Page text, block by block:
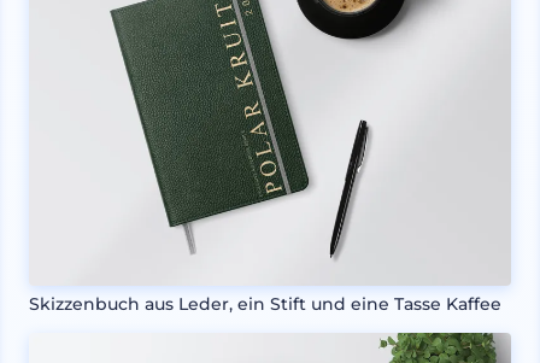
Skizzenbuch aus Leder, ein Stift und eine Tasse Kaffee